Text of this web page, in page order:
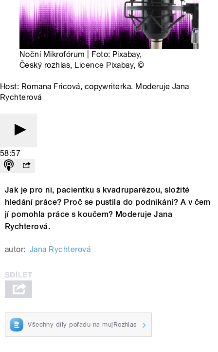
Noční Mikrofórum | Foto: Pixabay,
Český rozhlas, Licence Pixabay,©
Host: Romana Fricová, copywriterka. Moderuje Jana
Rychterová
58:57
Jak je pro ni, pacientku s kvadruparézou, složité
hledání práce? Proč se pustila do podnikání? A v čem
jí pomohla práce s koučem? Moderuje Jana
Rychterová.
autor: Jana Rychterová
Všechny díly pořadu na mujRozhlas